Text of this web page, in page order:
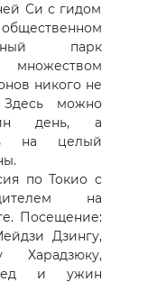
Си с гидом
парк
никого не
Здесь можно
день, а
на целый
по Токио с
на
Посещение:
Дзингу,
Харадзюку,
и ужин